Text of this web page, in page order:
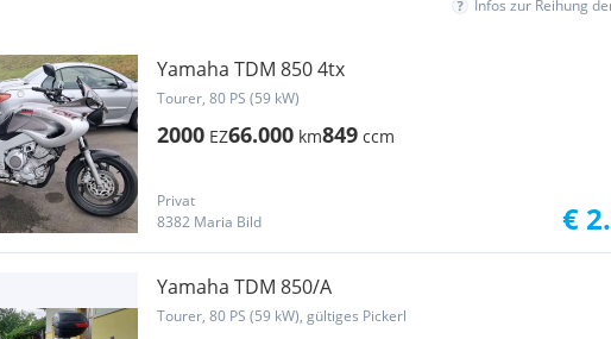
Infos zur Reihung
Yamaha TDM 850 4tx
Tourer, 80 PS (59 kW)
2000 EZ66.000 km849 ccm
Privat
8382 Maria Bild
€
Yamaha TDM 850/A
Tourer, 80 PS (59 kW), gültiges Pickerl